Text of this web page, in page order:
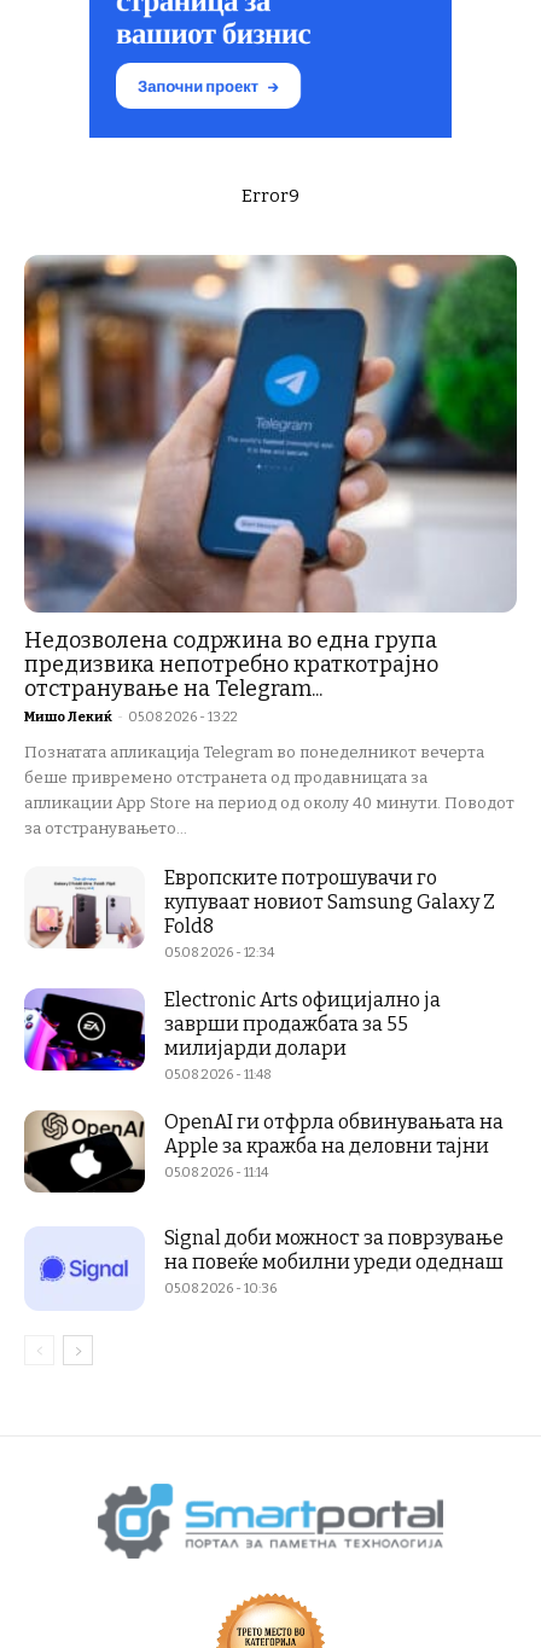
Error9
Недозволена содржина во една група
предизвика непотребно краткотрајно
отстранување на Telegram...
Мишо Лекиќ - 05.08.2026 - 13:22
Познатата апликација Telegram во понеделникот вечерта
беше привремено отстранета од продавницата за
апликации App Store на период од околу 40 минути. Поводот
за отстранувањето...
Европските потрошувачи го
купуваат новиот Samsung Galaxy Z
Fold8
05.08.2026 - 12:34
Electronic Arts официјално ја
заврши продажбата за 55
милијарди долари
05.08.2026 - 11:48
OpenAI ги отфрла обвинувањата на
Apple за кражба на деловни тајни
05.08.2026 - 11:14
Signal доби можност за поврзување
на повеќе мобилни уреди одеднаш
05.08.2026 - 10:36